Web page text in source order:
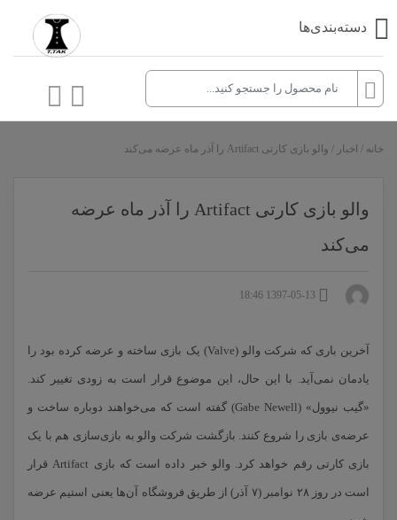
دسته‌بندی‌ها
خانه / اخبار / والو بازی کارتی Artifact را آذر ماه عرضه می‌کند
والو بازی کارتی Artifact را آذر ماه عرضه
می‌کند
1397-05-13 18:46
آخرین باری که شرکت والو (Valve) یک بازی ساخته و عرضه کرده بود را
یادمان نمی‌آید. با این حال، این موضوع قرار است به زودی تغییر کند.
«گیب نیوول» (Gabe Newell) گفته است که می‌خواهند دوباره ساخت و
عرضه‌ی بازی را شروع کنند. بازگشت شرکت والو به بازی‌سازی هم با یک
بازی کارتی رقم خواهد کرد. والو خبر داده است که بازی Artifact قرار
است در روز ۲۸ نوامبر (۷ آذر) از طریق فروشگاه آن‌ها یعنی استیم عرضه